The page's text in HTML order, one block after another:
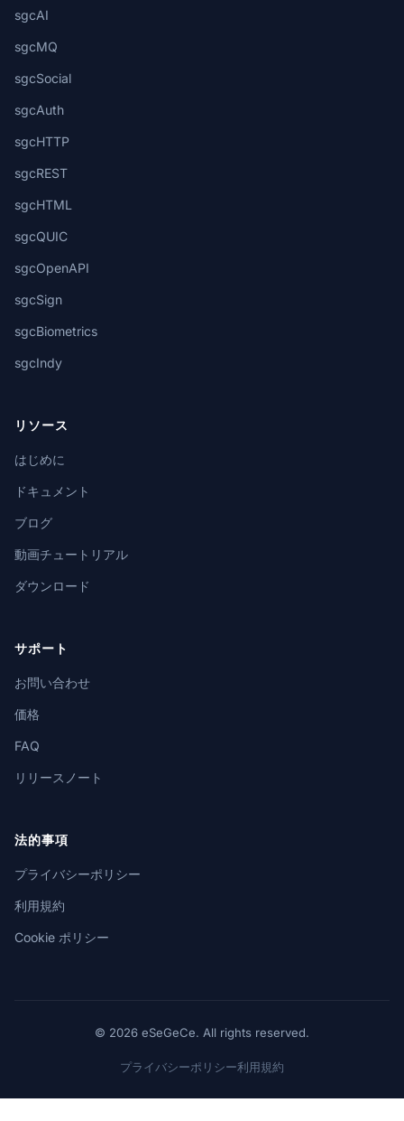
sgcAI
sgcMQ
sgcSocial
sgcAuth
sgcHTTP
sgcREST
sgcHTML
sgcQUIC
sgcOpenAPI
sgcSign
sgcBiometrics
sgcIndy
リソース
はじめに
ドキュメント
ブログ
動画チュートリアル
ダウンロード
サポート
お問い合わせ
価格
FAQ
リリースノート
法的事項
プライバシーポリシー
利用規約
Cookie ポリシー
© 2026 eSeGeCe. All rights reserved.
プライバシーポリシー利用規約